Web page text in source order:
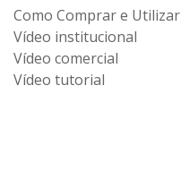
Como Comprar e Utilizar
Vídeo institucional
Vídeo comercial
Vídeo tutorial